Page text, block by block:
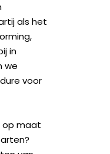
als het
in
we
voor
op maat